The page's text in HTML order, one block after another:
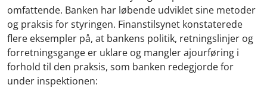
omfattende. Banken har løbende udviklet sine metoder
og praksis for styringen. Finanstilsynet konstaterede
flere eksempler på, at bankens politik, retningslinjer og
forretningsgange er uklare og mangler ajourføring i
forhold til den praksis, som banken redegjorde for
under inspektionen: